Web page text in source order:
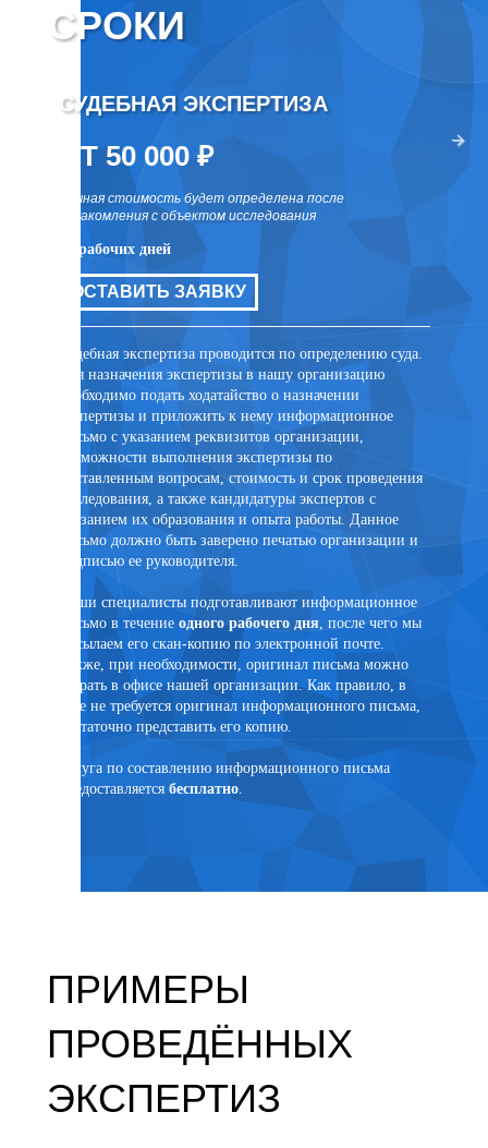
СРОКИ
СУДЕБНАЯ ЭКСПЕРТИЗА
ОТ 50 000 ₽
точная стоимость будет определена после
ознакомления с объектом исследования
10 рабочих дней
ОСТАВИТЬ ЗАЯВКУ
Судебная экспертиза проводится по определению суда.
Для назначения экспертизы в нашу организацию
необходимо подать ходатайство о назначении
экспертизы и приложить к нему информационное
письмо с указанием реквизитов организации,
возможности выполнения экспертизы по
поставленным вопросам, стоимость и срок проведения
исследования, а также кандидатуры экспертов с
указанием их образования и опыта работы. Данное
письмо должно быть заверено печатью организации и
подписью ее руководителя.
Наши специалисты подготавливают информационное
письмо в течение одного рабочего дня , после чего мы
высылаем его скан-копию по электронной почте.
Также, при необходимости, оригинал письма можно
забрать в офисе нашей организации. Как правило, в
суде не требуется оригинал информационного письма,
достаточно представить его копию.
Услуга по составлению информационного письма
предоставляется бесплатно.
ОТ
ПРИМЕРЫ
ПРОВЕДЁННЫХ
ЭКСПЕРТИЗ